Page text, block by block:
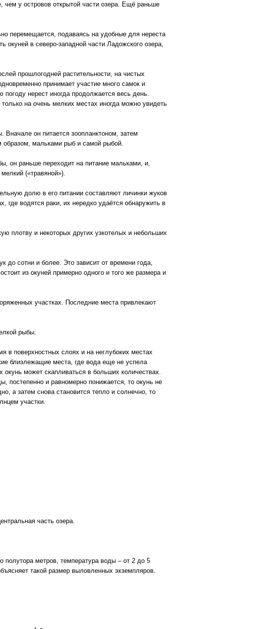
у островов открытой части озера. Ещё раньше
перемещается, подаваясь на удобные для нереста
в северо-западной части Ладожского озера,
прошлогодней растительности, на чистых
принимает участие много самок и
нерест иногда продолжается весь день.
на очень мелких местах иногда можно увидеть
он питается зоопланктоном, затем
образом, мальками рыб и самой рыбой.
он раньше переходит на питание мальками, и,
(«травяной»).
долю в его питании составляют личинки жуков
где водятся раки, их нередко удаётся обнаружить в
плотву и некоторых других узкотелых и небольших
до сотни и более. Это зависит от времени года,
из окуней примерно одного и того же размера и
участках. Последние места привлекают
рыбы.
в поверхностных слоях и на неглубоких местах
близлежащие места, где вода еще не успела
окунь может скапливаться в больших количествах.
постепенно и равномерно понижается, то окунь не
а затем снова становится тепло и солнечно, то
участки.
часть озера.
полутора метров, температура воды – от 2 до 5
такой размер выловленных экземпляров.